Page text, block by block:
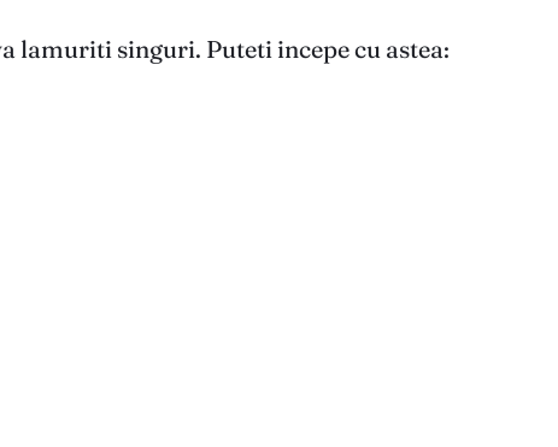
lamuriti singuri. Puteti incepe cu astea: